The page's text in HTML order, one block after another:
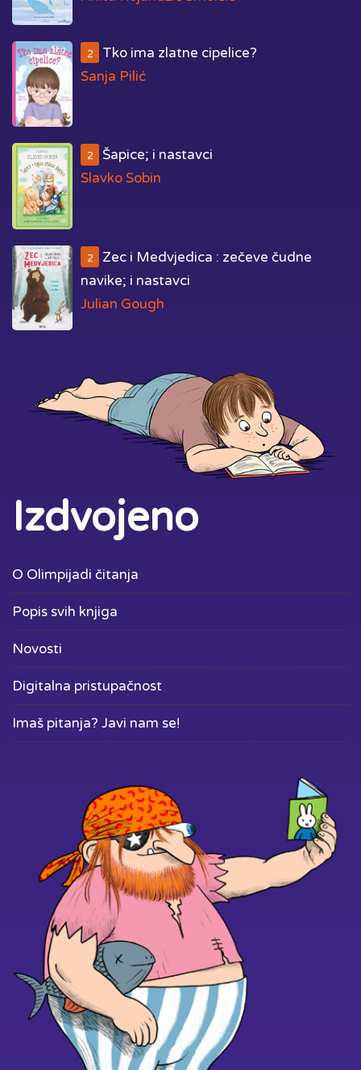
2
Tko ima zlatne cipelice?
Sanja Pilić
2
Šapice; i nastavci
Slavko Sobin
2
Zec i Medvjedica : zečeve čudne
navike; i nastavci
Julian Gough
Izdvojeno
O Olimpijadi čitanja
Popis svih knjiga
Novosti
Digitalna pristupačnost
Imaš pitanja? Javi nam se!